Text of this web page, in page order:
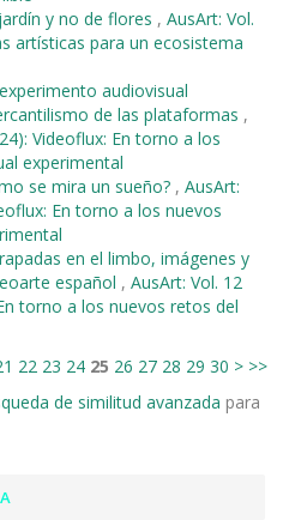
y no de flores , AusArt: Vol.
artísticas para un ecosistema
audiovisual
de las plataformas ,
Videoflux: En torno a los
experimental
se mira un sueño? , AusArt:
En torno a los nuevos
en el limbo, imágenes y
español , AusArt: Vol. 12
torno a los nuevos retos del
22 23 24 25 26 27 28 29 30 > >>
de similitud avanzada para